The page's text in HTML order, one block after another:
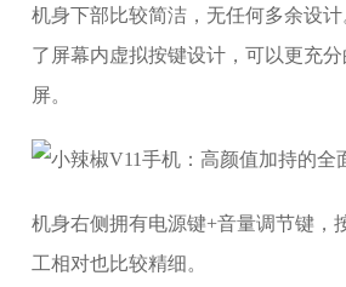
机身下部比较简洁，无任何多余设
了屏幕内虚拟按键设计，可以更充
屏。
机身右侧拥有电源键+音量调节键，
工相对也比较精细。